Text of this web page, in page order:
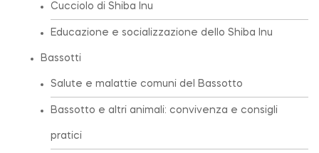
Cucciolo di Shiba Inu
Educazione e socializzazione dello Shiba Inu
Bassotti
Salute e malattie comuni del Bassotto
Bassotto e altri animali: convivenza e consigli
pratici